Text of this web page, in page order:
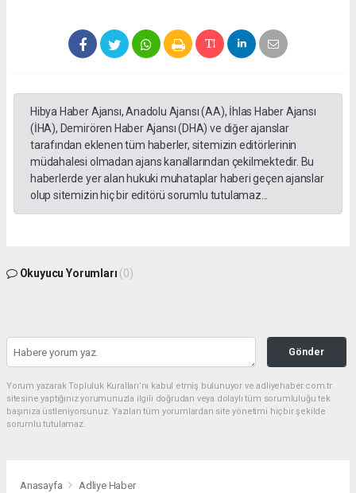
Hibya Haber Ajansı, Anadolu Ajansı (AA), İhlas Haber Ajansı
(İHA), Demirören Haber Ajansı (DHA) ve diğer ajanslar
tarafından eklenen tüm haberler, sitemizin editörlerinin
müdahalesi olmadan ajans kanallarından çekilmektedir. Bu
haberlerde yer alan hukuki muhataplar haberi geçen ajanslar
olup sitemizin hiç bir editörü sorumlu tutulamaz...
Okuyucu Yorumları (0)
Gönder
Yorum yazarak Topluluk Kuralları’nı kabul etmiş bulunuyor ve adliyehaber.com.tr
sitesine yaptığınız yorumunuzla ilgili doğrudan veya dolaylı tüm sorumluluğu tek
başınıza üstleniyorsunuz. Yazılan tüm yorumlardan site yönetimi hiçbir şekilde
sorumlu tutulamaz.
Anasayfa Adliye Haber